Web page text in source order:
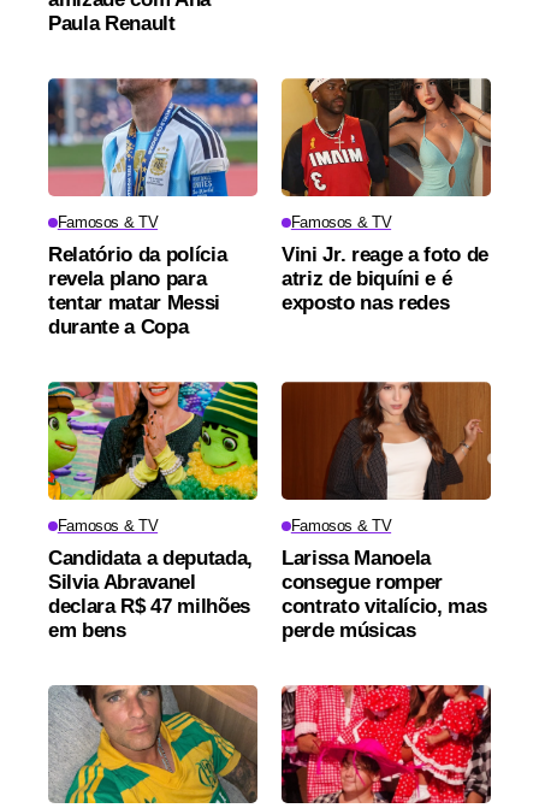
Paula Renault
Famosos & TV
Relatório da polícia
revela plano para
tentar matar Messi
durante a Copa
Famosos & TV
Vini Jr. reage a foto de
atriz de biquíni e é
exposto nas redes
Famosos & TV
Candidata a deputada,
Silvia Abravanel
declara R$ 47 milhões
em bens
Famosos & TV
Larissa Manoela
consegue romper
contrato vitalício, mas
perde músicas